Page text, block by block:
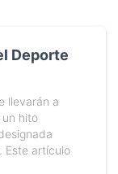
Deporte
llevarán a
hito
Este artículo